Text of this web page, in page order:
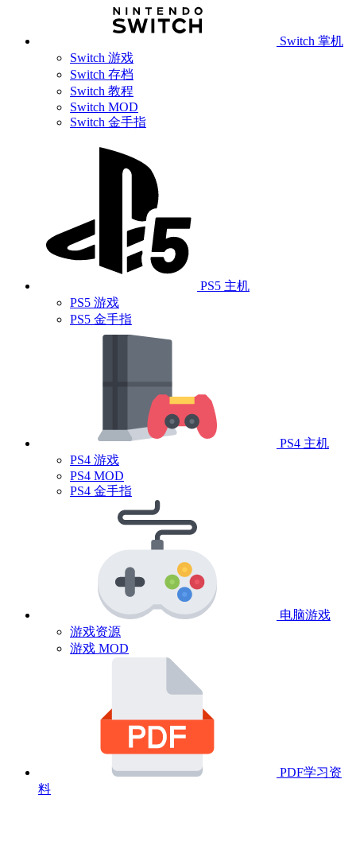
Switch 掌机
Switch 游戏
Switch 存档
Switch 教程
Switch MOD
Switch 金手指
PS5 主机
PS5 游戏
PS5 金手指
PS4 主机
PS4 游戏
PS4 MOD
PS4 金手指
电脑游戏
游戏资源
游戏 MOD
PDF学习资
料